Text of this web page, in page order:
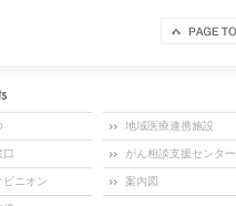
口
ピニオン
地域医療連携施設
がん相談支援センター
案内図